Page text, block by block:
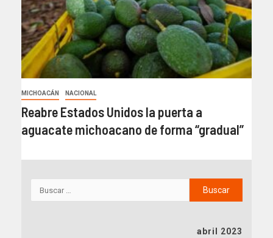
MICHOACÁN NACIONAL
Reabre Estados Unidos la puerta a
aguacate michoacano de forma “gradual”
abril 2023